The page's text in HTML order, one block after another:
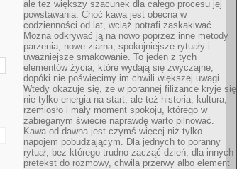
ale też większy szacunek dla całego procesu jej
powstawania. Choć kawa jest obecna w
codzienności od lat, wciąż potrafi zaskakiwać.
Można odkrywać ją na nowo poprzez inne metody
parzenia, nowe ziarna, spokojniejsze rytuały i
uważniejsze smakowanie. To jeden z tych
elementów życia, które wydają się zwyczajne,
dopóki nie poświęcimy im chwili większej uwagi.
Wtedy okazuje się, że w porannej filiżance kryje się
nie tylko energia na start, ale też historia, kultura,
rzemiosło i mały moment spokoju, którego w
zabieganym świecie naprawdę warto pilnować.
Kawa od dawna jest czymś więcej niż tylko
napojem pobudzającym. Dla jednych to poranny
rytuał, bez którego trudno zacząć dzień, dla innych
pretekst do rozmowy, chwila przerwy albo element